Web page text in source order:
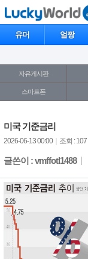
유머 얼짱
자유게시판
스마트폰
미국 기준금리
2026-06-13 00:00｜ 조회 : 107
글쓴이 : vmffotl1488｜